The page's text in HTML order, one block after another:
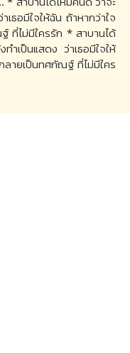
เธอมีใจให้ฉัน ถ้าหากว่าใจ
ที่ไม่มีใครรัก * สาบานได้
ำเป็นแสดง ว่าเธอมีใจให้
ายเป็นทศกัณฐ์ ที่ไม่มีใคร